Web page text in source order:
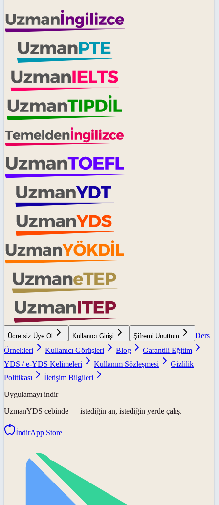
Ücretsiz Üye Ol Kullanıcı Girişi Şifremi Unuttum
Ders
Örnekleri
Kullanıcı Görüşleri Blog
Garantili Eğitim
YDS / e-YDS Kelimeleri
Kullanım Sözleşmesi
Gizlilik
Politikası
İletişim Bilgileri
Uygulamayı indir
UzmanYDS cebinde — istediğin an, istediğin yerde çalış.
İndirApp Store